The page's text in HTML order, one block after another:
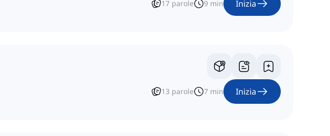
17 parole 9 min Inizia
13 parole 7 min Inizia